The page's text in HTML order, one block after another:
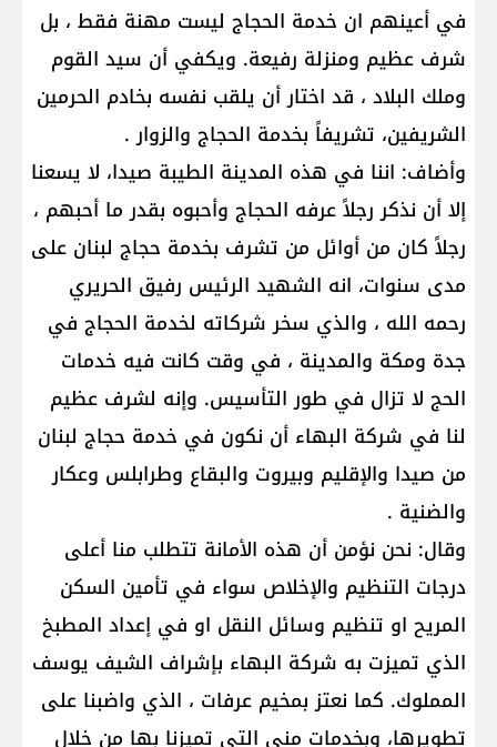
في أعينهم ان خدمة الحجاج ليست مهنة فقط ، بل
شرف عظيم ومنزلة رفيعة. ويكفي أن سيد القوم
وملك البلاد ، قد اختار أن يلقب نفسه بخادم الحرمين
الشريفين، تشريفاً بخدمة الحجاج والزوار .
وأضاف: اننا في هذه المدينة الطيبة صيدا، لا يسعنا
إلا أن نذكر رجلاً عرفه الحجاج وأحبوه بقدر ما أحبهم ،
رجلاً كان من أوائل من تشرف بخدمة حجاج لبنان على
مدى سنوات، انه الشهيد الرئيس رفيق الحريري
رحمه الله ، والذي سخر شركاته لخدمة الحجاج في
جدة ومكة والمدينة ، في وقت كانت فيه خدمات
الحج لا تزال في طور التأسيس. وإنه لشرف عظيم
لنا في شركة البهاء أن نكون في خدمة حجاج لبنان
من صيدا والإقليم وبيروت والبقاع وطرابلس وعكار
والضنية .
وقال: نحن نؤمن أن هذه الأمانة تتطلب منا أعلى
درجات التنظيم والإخلاص سواء في تأمين السكن
المريح او تنظيم وسائل النقل او في إعداد المطبخ
الذي تميزت به شركة البهاء بإشراف الشيف يوسف
المملوك. كما نعتز بمخيم عرفات ، الذي واضبنا على
تطويرها، وبخدمات منى التي تميزنا بها من خلال